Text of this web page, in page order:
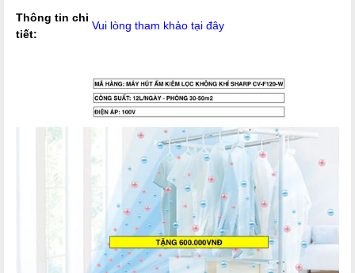
Thông tin chi
tiết:
Vui lòng tham khảo tại đây